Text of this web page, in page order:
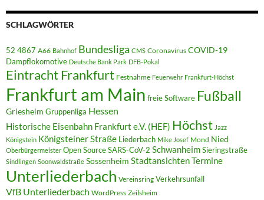
SCHLAGWÖRTER
52 4867 A66 Bahnhof Bundesliga CMS Coronavirus COVID-19
Dampflokomotive Deutsche Bank Park DFB-Pokal
Eintracht Frankfurt Festnahme Feuerwehr Frankfurt-Höchst
Frankfurt am Main freie Software Fußball
Griesheim Gruppenliga Hessen
Historische Eisenbahn Frankfurt e.V. (HEF) Höchst Jazz
Königstein Königsteiner Straße Liederbach Mike Josef Mond Nied
Oberbürgermeister Open SourceSARS-CoV-2 SchwanheimSieringstraße
Sindlingen Soonwaldstraße Sossenheim StadtansichtenTermine
Unterliederbach Vereinsring Verkehrsunfall
VfB Unterliederbach WordPress Zeilsheim